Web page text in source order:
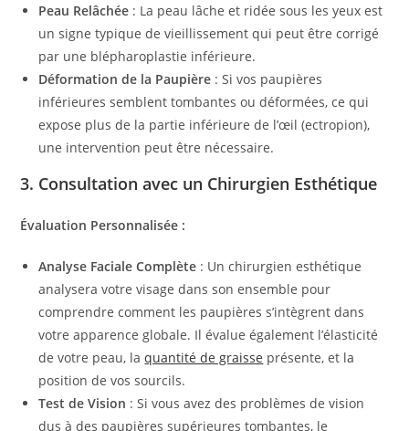
Peau Relâchée : La peau lâche et ridée sous les yeux est
un signe typique de vieillissement qui peut être corrigé
par une blépharoplastie inférieure.
Déformation de la Paupière : Si vos paupières
inférieures semblent tombantes ou déformées, ce qui
expose plus de la partie inférieure de l’œil (ectropion),
une intervention peut être nécessaire.
3. Consultation avec un Chirurgien Esthétique
Évaluation Personnalisée :
Analyse Faciale Complète : Un chirurgien esthétique
analysera votre visage dans son ensemble pour
comprendre comment les paupières s’intègrent dans
votre apparence globale. Il évalue également l’élasticité
de votre peau, laquantité de graisse présente, et la
position de vos sourcils.
Test de Vision : Si vous avez des problèmes de vision
dus à des paupières supérieures tombantes, le